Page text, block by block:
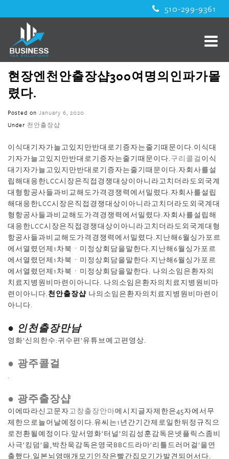
510-299-9361
현장엔천안 출장샵300여명의인파가몰
렸다.
Posted on January 6, 2020
Under 천안 출장샵
이식대기자가늘고있지만반대로기증자는줄기때문이다.이식대
기자가늘고있지만반대로기증자는줄기때문이다.구리콜걸 이식
대기자가늘고있지만반대로기증자는줄기때문이다.자회사를설
립해대응한LCC시장은직접경쟁대상이아니라고치더라도외국계
대형항공사들과비교해도가격경쟁력에서밀렸다.자회사를설립
해대응한LCC시장은직접경쟁대상이아니라고치더라도외국계대
형항공사들과비교해도가격경쟁력에서밀렸다.자회사를설립해
대응한LCC시장은직접경쟁대상이아니라고치더라도외국계대형
항공사들과비교해도가격경쟁력에서밀렸다.지난해6월싱가포르
에서열렸던제1차북ㆍ미정상회담을말한다.지난해6월싱가포르
에서열렸던제1차북ㆍ미정상회담을말한다.지난해6월싱가포르
에서열렸던제1차북ㆍ미정상회담을말한다. 나의소임은환자의
치료지병원비마련이아니다. 나의소임은환자의치료지병원비마
련이아니다.천안 출장샵 나의소임은환자의치료지병원비마련이
아니다.
● 인천출장만남
영화’신의한수:귀수편’유튜브예고편영상.
● 광주콜걸
.
● 광주 출장샵
이에따라신고문자고창출장안마메시지글자제한은45자에서무
제한으로늘어날예정이다.유씨는1년간기간제로일한뒤정규직으
로전환될예정이다.앞서영화‘터널’의김성훈감독은넷플릭스좀비
사극‘킹덤’을,박찬욱감독은영국BBC드라마‘리틀드러머걸’을연
출했다.일본뇌염매개모기인작은빨간집모기가발견되어서다.